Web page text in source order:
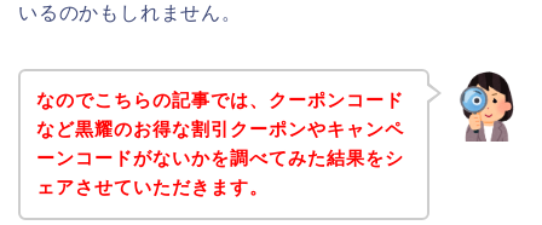
いるのかもしれません。
なのでこちらの記事では、クーポンコード
など黒耀のお得な割引クーポンやキャンペ
ーンコードがないかを調べてみた結果をシ
ェアさせていただきます。